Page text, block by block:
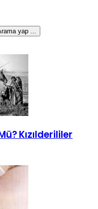
yap ...
Kızılderililer